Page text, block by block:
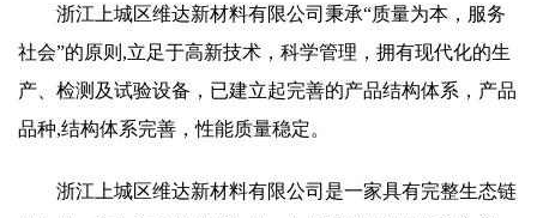
浙江上城区维达新材料有限公司秉承“质量为本，服务
社会”的原则,立足于高新技术，科学管理，拥有现代化的生
产、检测及试验设备，已建立起完善的产品结构体系，产品
品种,结构体系完善，性能质量稳定。
浙江上城区维达新材料有限公司是一家具有完整生态链